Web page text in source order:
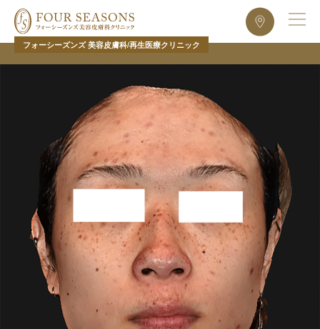
フォーシーズンズ 美容皮膚科/再生医療クリニック